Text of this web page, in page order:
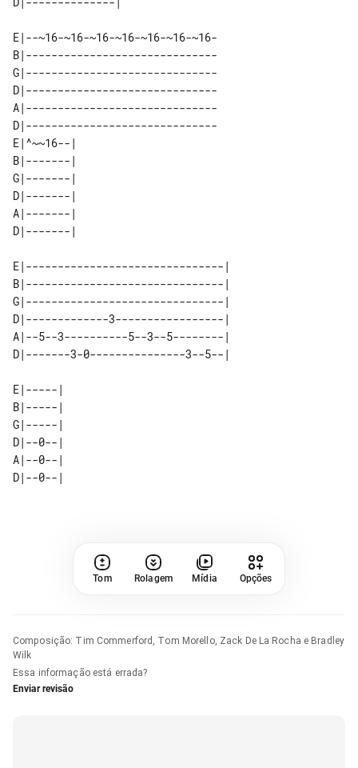
E|--~16-~16-~16-~16-~16-~16-~16-
B|------------------------------
G|------------------------------
D|------------------------------
A|------------------------------
D|------------------------------
E|^~~16--|
B|-------|
G|-------|
D|-------|
A|-------|
E|-------------------------------|
B|-------------------------------|
G|-------------------------------|
D|-------------3-----------------|
A|--5--3----------5--3--5--------|
E|-----|
B|-----|
G|-----|
D|--0--|
A|--0--|
Tom Rolagem Mídia Opções
Composição: Tim Commerford, Tom Morello, Zack De La Rocha e Bradley
Wilk
Essa informação está errada?
Enviar revisão